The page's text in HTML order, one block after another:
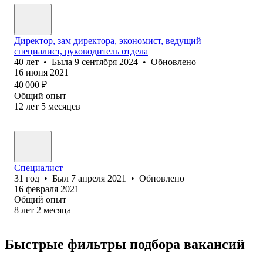
Директор, зам директора, экономист, ведущий
специалист, руководитель отдела
40 лет • Была 9 сентября 2024 • Обновлено
16 июня 2021
40 000 ₽
Общий опыт
12 лет 5 месяцев
Специалист
31 год • Был 7 апреля 2021 • Обновлено
16 февраля 2021
Общий опыт
8 лет 2 месяца
Быстрые фильтры подбора вакансий